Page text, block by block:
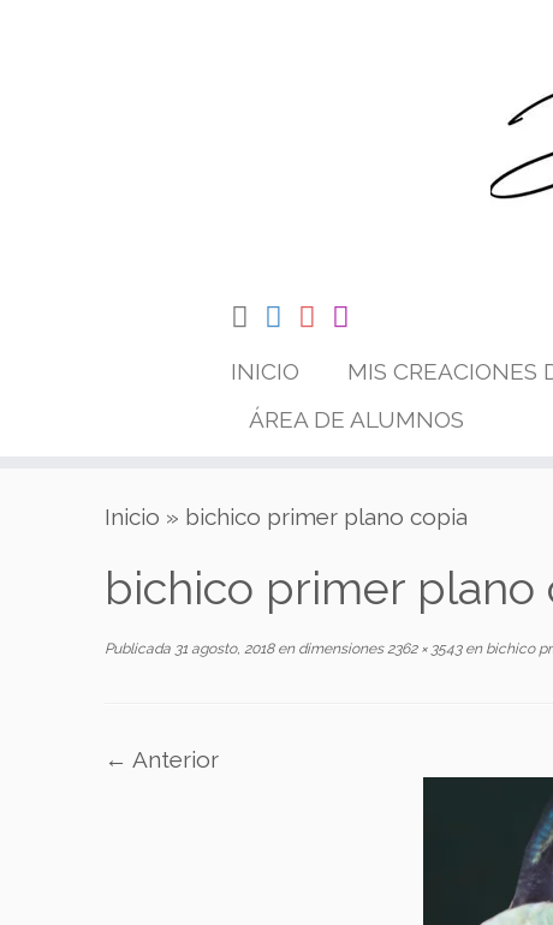
INICIO MIS CREACIONES
ÁREA DE ALUMNOS
Inicio » bichico primer plano copia
bichico primer plano
Publicada 31 agosto, 2018en dimensiones2362 × 3543enbichico
← Anterior